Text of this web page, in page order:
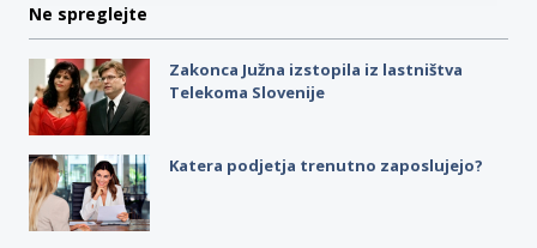
Ne spreglejte
Zakonca Južna izstopila iz lastništva
Telekoma Slovenije
Katera podjetja trenutno zaposlujejo?